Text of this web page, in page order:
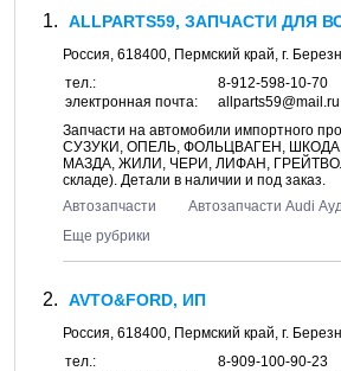
ALLPARTS59, ЗАПЧАСТИ ДЛЯ
Россия, 618400, Пермский край, г.
тел.:
8-912-598-10-70
электронная почта:
allparts59@mail.ru
Запчасти на автомобили
СУЗУКИ, ОПЕЛЬ, ФОЛЬЦВАГЕН,
МАЗДА, ЖИЛИ, ЧЕРИ, ЛИФАН, ГРЕЙТВОЛ).
складе). Детали в наличии и под заказ.
Автозапчасти
Автозапчасти Audi
Еще рубрики
AVTO&FORD, ИП
Россия, 618400, Пермский край, г.
тел.:
8-909-100-90-23